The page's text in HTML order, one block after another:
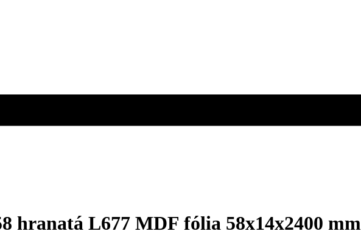
hranatá L677 MDF fólia 58x14x2400 mm